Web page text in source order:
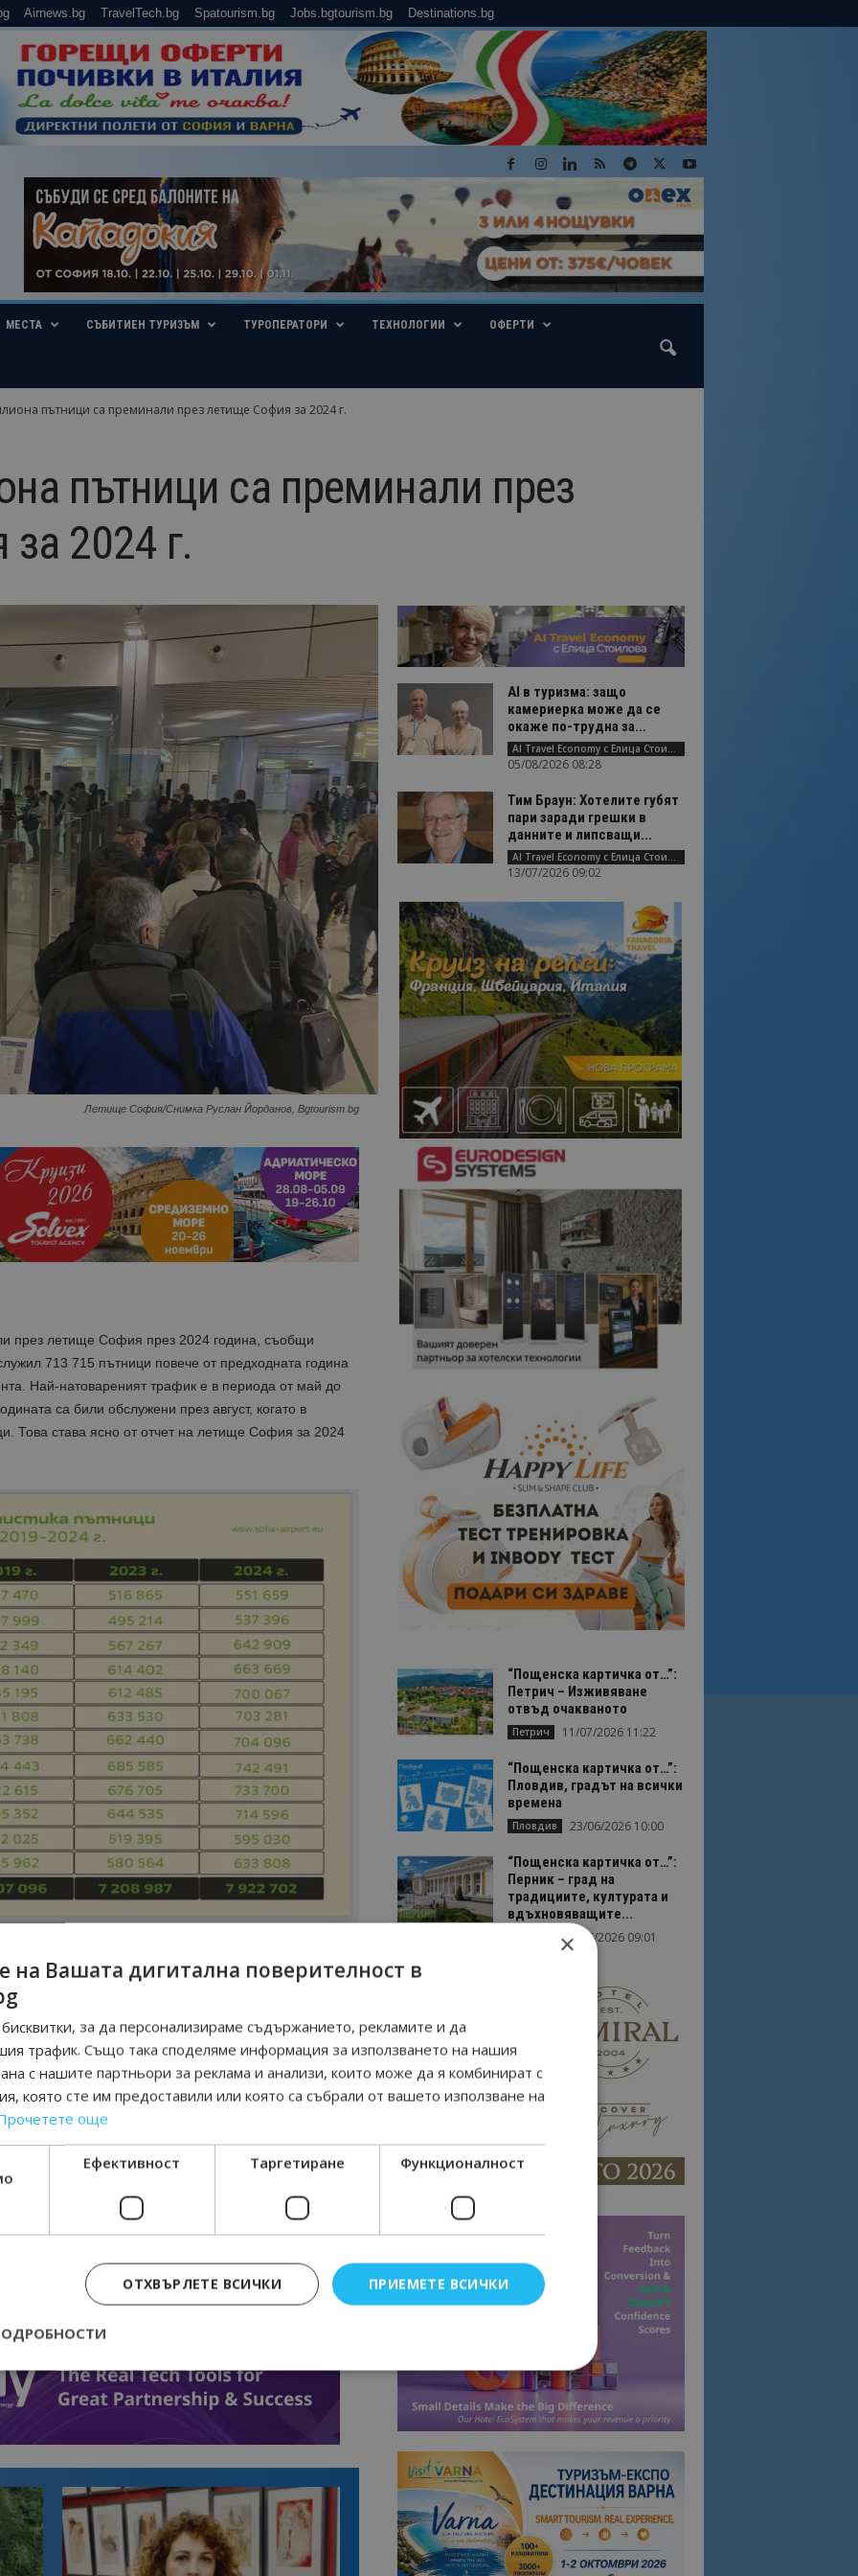
Airnews.bg TravelTech.bg Spatourism.bg Jobs.bgtourism.bg Destinations.bg
МЕСТА СЪБИТИЕН ТУРИЗЪМ ТУРОПЕРАТОРИ ТЕХНОЛОГИИ ОФЕРТИ
пътници са преминали през летище София за 2024 г.
пътници са преминали през
2024 г.
Летище София/Снимка Руслан Йорданов, Bgtourism.bg
през летище София през 2024 година, съобщи
713 715 пътници повече от предходната година
Най-натовареният трафик е в периода от май до
са били обслужени през август, когато в
Това става ясно от отчет на летище София за 2024
НА АВИОКОМПАНИИ, ТУРОПЕРАТОРИ И
КАНАЛА НА BGTOURISM.BG -
AI в туризма: защо
камериерка може да се
окаже по-трудна за...
AI Travel Economy с Елица Стоилова
05/08/2026 08:28
Тим Браун: Хотелите губят
пари заради грешки в
данните и липсващи...
AI Travel Economy с Елица Стоилова
13/07/2026 09:02
“Пощенска картичка от…”:
Петрич – Изживяване
отвъд очакваното
Петрич 11/07/2026 11:22
“Пощенска картичка от…”:
Пловдив, градът на всички
времена
Пловдив 23/06/2026 10:00
“Пощенска картичка от…”:
Перник – град на
традициите, културата и
вдъхновяващите...
17/06/2026 09:01
×
на Вашата дигитална поверителност в
за да персонализираме съдържанието, рекламите и да
трафик. Също така споделяме информация за използването на нашия
с нашите партньори за реклама и анализи, които може да я комбинират с
която сте им предоставили или която са събрали от вашето използване на
още
Ефективност Таргетиране Функционалност
ПРИЕМЕТЕ ВСИЧКИ
ОТХВЪРЛЕТЕ ВСИЧКИ
Строго необходимо Ефективност Таргетиране Функционалност
бисквитки позволяват основната функционалност на уебсайта, като потребителско влизане и
Уебсайтът не може да се използва правилно без строго необходими бисквитки.
Доставчик/
Домейн
Валиден
Описание
lisandraramos.com
bgtourism.bg
7 дни
Тази бисквитка се използва, за да запомните съгласието
на потребителя за използването на бисквитки на сайта.